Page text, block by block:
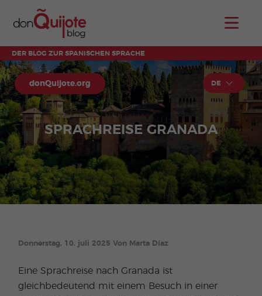
DER BLOG ZUR SPANISCHEN SPRACHE
donQuijote.org DE
SPRACHREISE GRANADA
Donnerstag, 10. juli 2025 Von Marta Díaz
Eine Sprachreise nach Granada ist
gleichbedeutend mit einem Besuch in einer